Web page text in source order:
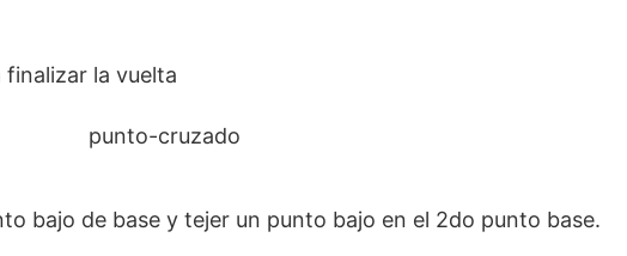
finalizar la vuelta
bajo de base y tejer un punto bajo en el 2do punto base.